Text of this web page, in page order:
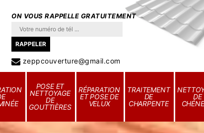
ON VOUS RAPPELLE GRATUITEMENT
zeppcouverture@gmail.com
POSE ET
NETTOYAGE
DE
GOUTTIÈRES
RÉPARATION
ET POSE DE
VELUX
TRAITEMENT
DE
CHARPENTE
DE